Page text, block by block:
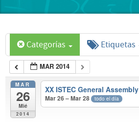
Categorías Etiquetas
MAR 2014
MAR
26
Mié
2014
XX ISTEC General Assembly
Mar 26 – Mar 28 todo el día